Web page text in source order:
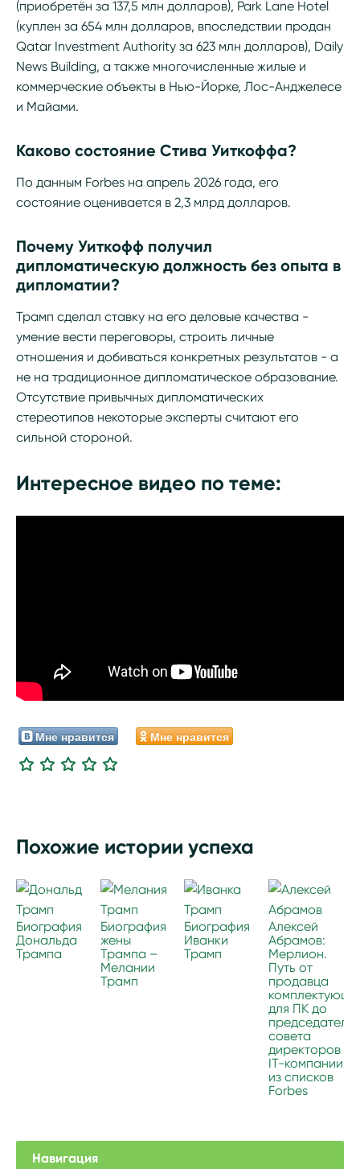
(приобретён за 137,5 млн долларов), Park Lane Hotel
(куплен за 654 млн долларов, впоследствии продан
Qatar Investment Authority за 623 млн долларов), Daily
News Building, а также многочисленные жилые и
коммерческие объекты в Нью-Йорке, Лос-Анджелесе
и Майами.
Каково состояние Стива Уиткоффа?
По данным Forbes на апрель 2026 года, его
состояние оценивается в 2,3 млрд долларов.
Почему Уиткофф получил
дипломатическую должность без опыта в
дипломатии?
Трамп сделал ставку на его деловые качества -
умение вести переговоры, строить личные
отношения и добиваться конкретных результатов - а
не на традиционное дипломатическое образование.
Отсутствие привычных дипломатических
стереотипов некоторые эксперты считают его
сильной стороной.
Интересное видео по теме:
Мне нравится Мне нравится
Похожие истории успеха
Биография
Дональда
Трампа
Биография
жены
Трампа –
Мелании
Трамп
Биография
Иванки
Трамп
Алексей
Абрамов:
Мерлион.
Путь от
продавца
для ПК до
председателя
совета
директоров
IT-компании
из списков
Forbes
Навигация